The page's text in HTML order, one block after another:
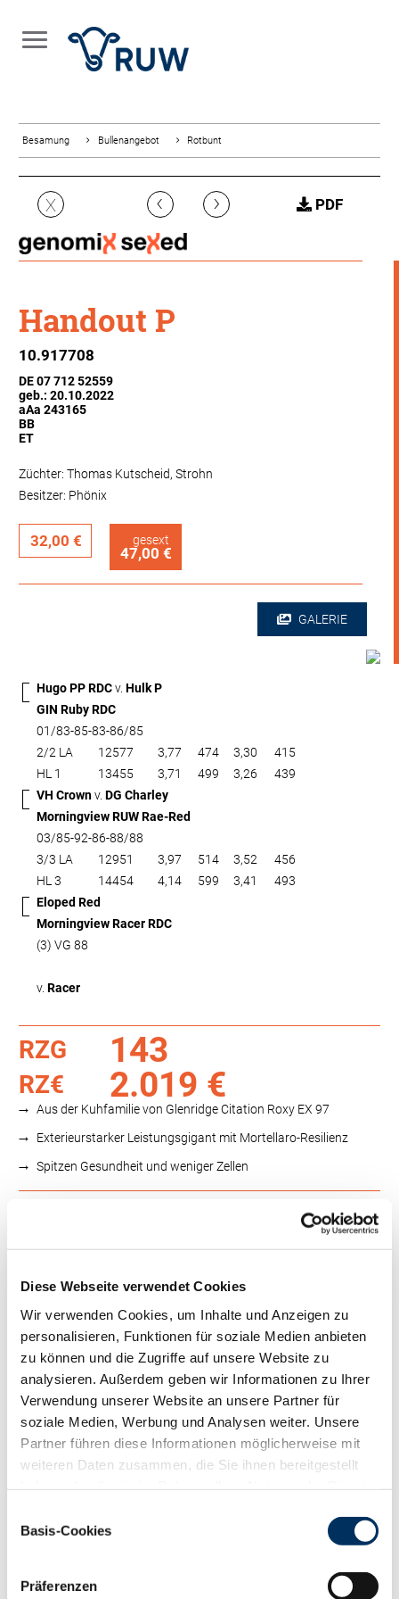
Diese Webseite verwendet Cookies
Wir verwenden Cookies, um Inhalte und Anzeigen zu
personalisieren, Funktionen für soziale Medien anbieten
zu können und die Zugriffe auf unsere Website zu
analysieren. Außerdem geben wir Informationen zu Ihrer
Verwendung unserer Website an unsere Partner für
soziale Medien, Werbung und Analysen weiter. Unsere
Partner führen diese Informationen möglicherweise mit
weiteren Daten zusammen, die Sie ihnen bereitgestellt
Cookies, wenn Sie unsere Webseite weiterhin nutzen.
Basis-Cookies
Präferenzen
Besamung Bullenangebot Rotbunt
X ‹ › PDF
Handout P
10.917708
DE 07 712 52559
geb.: 20.10.2022
aAa 243165
BB
ET
Züchter: Thomas Kutscheid, Strohn
Besitzer: Phönix
32,00 € gesext
47,00 €
GALERIE
Hugo PP RDCv. Hulk P
GIN Ruby RDC
01/83-85-83-86/85
2/2 LA
12577 3,77 474 3,30
415
HL 1
13455 3,71 499 3,26
439
VH Crownv. DG Charley
Morningview RUW Rae-Red
03/85-92-86-88/88
3/3 LA
12951 3,97 514 3,52
456
HL 3
14454 4,14 599 3,41
493
Eloped Red
Morningview Racer RDC
(3) VG 88
v. Racer
RZG 143
RZ€ 2.019 €
Aus der Kuhfamilie von Glenridge Citation Roxy EX 97
Exterieurstarker Leistungsgigant mit Mortellaro-Resilienz
Spitzen Gesundheit und weniger Zellen
RZS
RZR
RZKd
108
RZKm
RZÖko
132
Gesundheit
RZGesund
120
RZEuterfit
RZKlaue
115
102
RZRepro
102
RZKälberfit 116